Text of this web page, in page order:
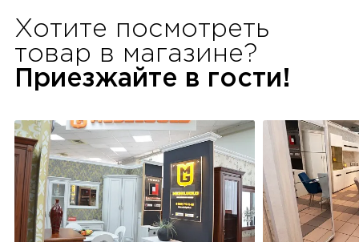
Хотите посмотреть
товар в магазине?
Приезжайте в гости!